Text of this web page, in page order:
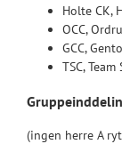
Holte CK,
OCC,
GCC,
TSC,
(ingen herre A